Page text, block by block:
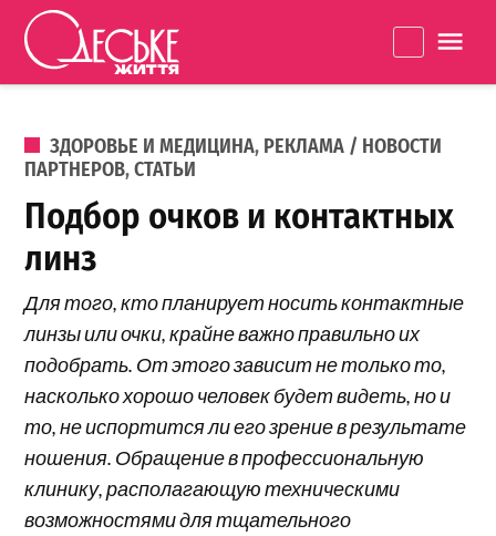
Перейти к содержанию
життя
ОПУБЛИКОВАНО В
ЗДОРОВЬЕ И МЕДИЦИНА, РЕКЛАМА / НОВОСТИ
ПАРТНЕРОВ,СТАТЬИ
Подбор очков и контактных
линз
Для того, кто планирует носить контактные
линзы или очки, крайне важно правильно их
подобрать. От этого зависит не только то,
насколько хорошо человек будет видеть, но и
то, не испортится ли его зрение в результате
ношения. Обращение в профессиональную
клинику, располагающую техническими
возможностями для тщательного